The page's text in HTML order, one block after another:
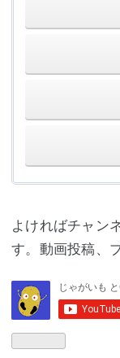
よければチャン
す。動画投稿、